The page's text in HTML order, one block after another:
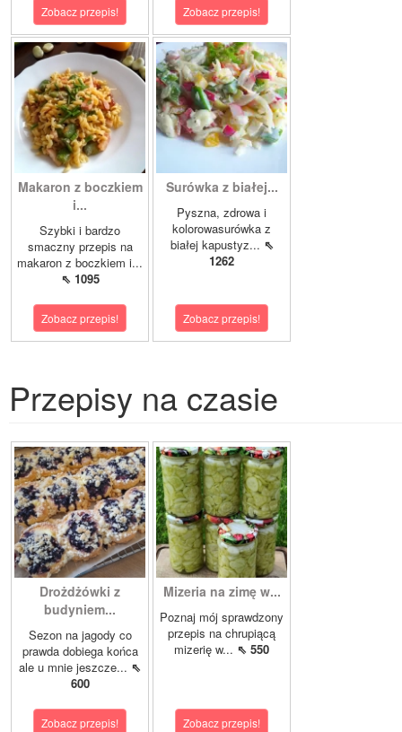
Zobacz przepis! Zobacz przepis!
Makaron z boczkiem
i...
Szybki i bardzo
smaczny przepis na
makaron z boczkiem i...
⇖ 1095
Zobacz przepis!
Surówka z białej...
Pyszna, zdrowa i
kolorowasurówka z
białej kapustyz... ⇖
1262
Zobacz przepis!
Przepisy na czasie
Drożdżówki z
budyniem...
Sezon na jagody co
prawda dobiega końca
ale u mnie jeszcze... ⇖
600
Zobacz przepis!
Mizeria na zimę w...
Poznaj mój sprawdzony
przepis na chrupiącą
mizerię w... ⇖ 550
Zobacz przepis!